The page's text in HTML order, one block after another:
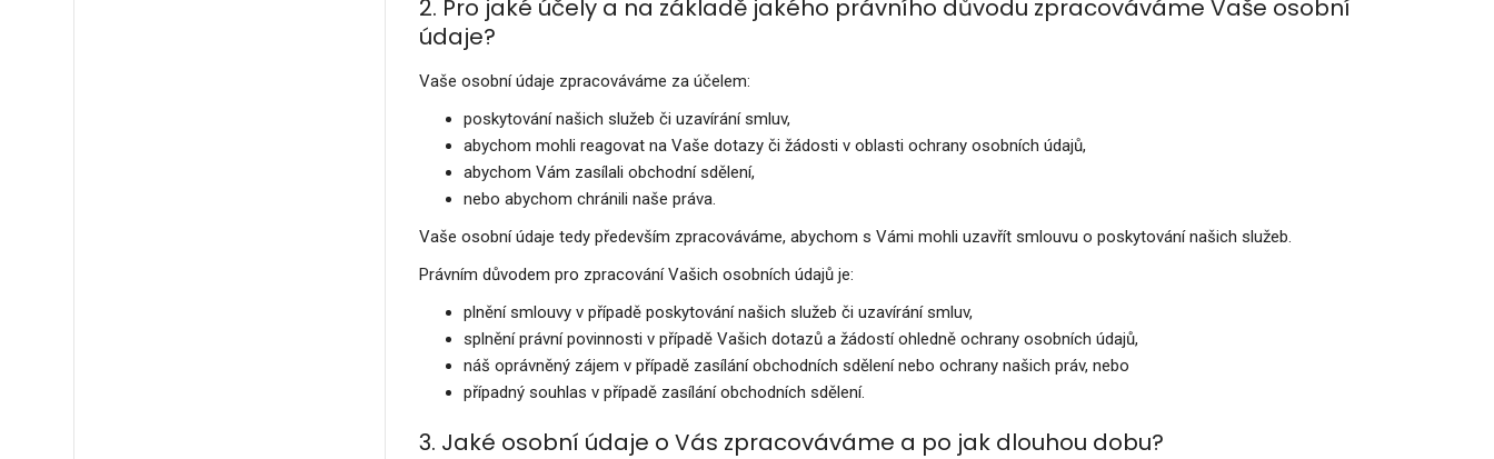
2. Pro jaké účely a na základě jakého právního důvodu zpracováváme Vaše osobní
údaje?
Vaše osobní údaje zpracováváme za účelem:
poskytování našich služeb či uzavírání smluv,
abychom mohli reagovat na Vaše dotazy či žádosti v oblasti ochrany osobních údajů,
abychom Vám zasílali obchodní sdělení,
nebo abychom chránili naše práva.
Vaše osobní údaje tedy především zpracováváme, abychom s Vámi mohli uzavřít smlouvu o poskytování našich služeb.
Právním důvodem pro zpracování Vašich osobních údajů je:
plnění smlouvy v případě poskytování našich služeb či uzavírání smluv,
splnění právní povinnosti v případě Vašich dotazů a žádostí ohledně ochrany osobních údajů,
náš oprávněný zájem v případě zasílání obchodních sdělení nebo ochrany našich práv, nebo
případný souhlas v případě zasílání obchodních sdělení.
3. Jaké osobní údaje o Vás zpracováváme a po jak dlouhou dobu?